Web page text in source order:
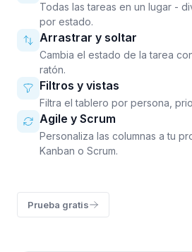
Todas las tareas en un lugar -
por estado.
Arrastrar y soltar
Cambia el estado de la tarea
ratón.
Filtros y vistas
Filtra el tablero por persona,
Agile y Scrum
Personaliza las columnas a tu
Kanban o Scrum.
Prueba gratis